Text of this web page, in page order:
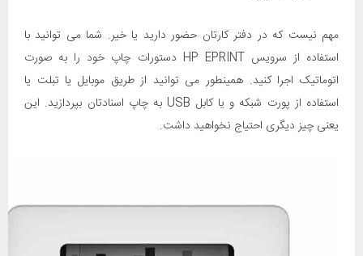
مهم نیست که در دفتر کارتان حضور دارید یا خیر. شما می توانید با
استفاده از سرویس HP EPRINT دستورات چاپ خود را به صورت
اتوماتیک اجرا کنید. همینطور می توانید از طریق موبایل یا تبلت یا
استفاده از پورت شبکه و یا کابل USB به چاپ اسنادتان بپردازید. این
یعنی چیز دیگری احتیاج نخواهید داشت.